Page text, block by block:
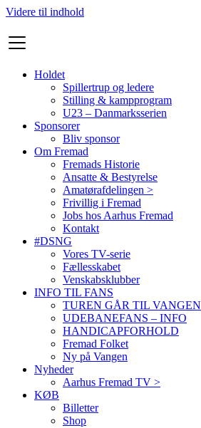
Videre til indhold
Holdet
Spillertrup og ledere
Stilling & kampprogram
U23 – Danmarksserien
Sponsorer
Bliv sponsor
Om Fremad
Fremads Historie
Ansatte & Bestyrelse
Amatørafdelingen >
Frivillig i Fremad
Jobs hos Aarhus Fremad
Kontakt
#DSNG
Vores TV-serie
Fællesskabet
Venskabsklubber
INFO TIL FANS
TUREN GÅR TIL VANGEN
UDEBANEFANS – INFO
HANDICAPFORHOLD
Fremad Folket
Ny på Vangen
Nyheder
Aarhus Fremad TV >
KØB
Billetter
Shop